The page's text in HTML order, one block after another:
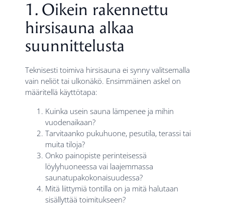
1. Oikein rakennettu
hirsisauna alkaa
suunnittelusta
Teknisesti toimiva hirsisauna ei synny valitsemalla
vain neliöt tai ulkonäkö. Ensimmäinen askel on
määritellä käyttötapa:
Kuinka usein sauna lämpenee ja mihin
vuodenaikaan?
Tarvitaanko pukuhuone, pesutila, terassi tai
muita tiloja?
Onko painopiste perinteisessä
löylyhuoneessa vai laajemmassa
saunatupakokonaisuudessa?
Mitä liittymiä tontilla on ja mitä halutaan
sisällyttää toimitukseen?